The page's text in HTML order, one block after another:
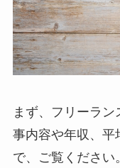
まず、フリーラ
事内容や年収、平
で、ご覧ください。